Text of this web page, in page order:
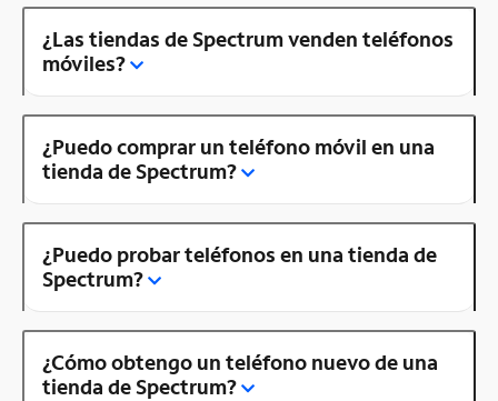
¿Las tiendas de Spectrum venden teléfonos
móviles?
¿Puedo comprar un teléfono móvil en una
tienda de Spectrum?
¿Puedo probar teléfonos en una tienda de
Spectrum?
¿Cómo obtengo un teléfono nuevo de una
tienda de Spectrum?